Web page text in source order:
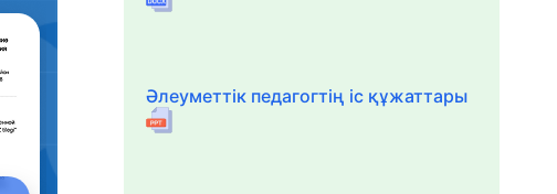
Әлеуметтік педагогтің іс құжаттары